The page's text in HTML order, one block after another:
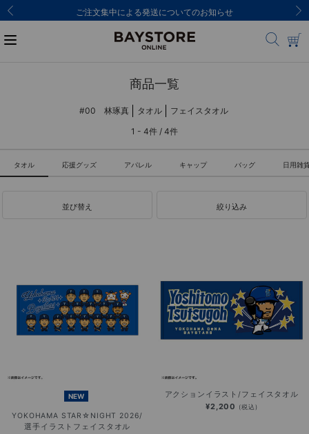
ご注文集中による発送についてのお知らせ
商品一覧
#00 林琢真 タオル
フェイスタオル
1 - 4件 / 4件
タオル 応援グッズ アパレル キャップ バッグ 日用雑
並び替え 絞り込み
NEW
YOKOHAMA STAR☆NIGHT 2026/
選手イラストフェイスタオル
アクションイラスト/フェイスタオル
¥2,200 (税込)